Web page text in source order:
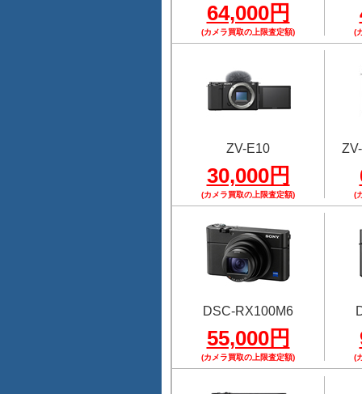
64,000円
(カメラ買取の上限査定額) (
ZV-E10
30,000円
(カメラ買取の上限査定額) (
DSC-RX100M6
55,000円
(カメラ買取の上限査定額) (